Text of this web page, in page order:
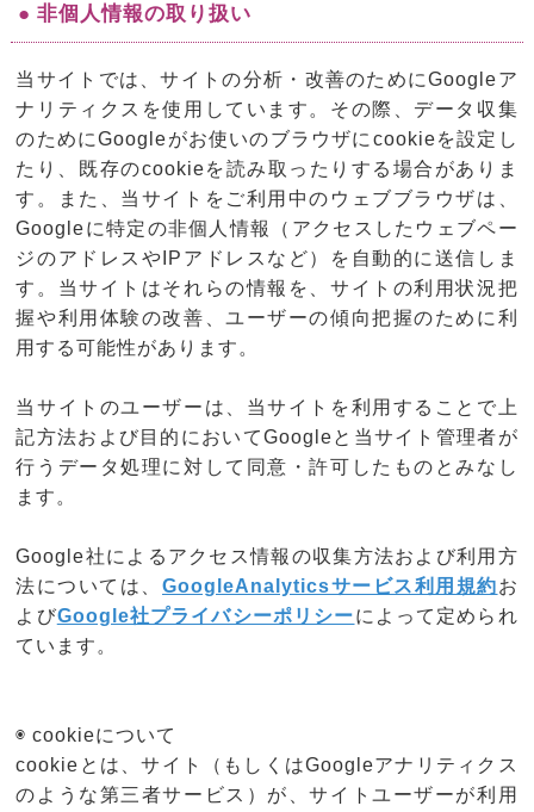
● 非個人情報の取り扱い
当サイトでは、サイトの分析・改善のためにGoogleア
ナリティクスを使用しています。その際、データ収集
のためにGoogleがお使いのブラウザにcookieを設定し
たり、既存のcookieを読み取ったりする場合がありま
す。また、当サイトをご利用中のウェブブラウザは、
Googleに特定の非個人情報（アクセスしたウェブペー
ジのアドレスやIPアドレスなど）を自動的に送信しま
す。当サイトはそれらの情報を、サイトの利用状況把
握や利用体験の改善、ユーザーの傾向把握のために利
用する可能性があります。
当サイトのユーザーは、当サイトを利用することで上
記方法および目的においてGoogleと当サイト管理者が
行うデータ処理に対して同意・許可したものとみなし
ます。
Google社によるアクセス情報の収集方法および利用方
法については、 GoogleAnalyticsサービス利用規約お
よびGoogle社プライバシーポリシーによって定められ
ています。
◉ cookieについて
cookieとは、サイト（もしくはGoogleアナリティクス
のような第三者サービス）が、サイトユーザーが利用